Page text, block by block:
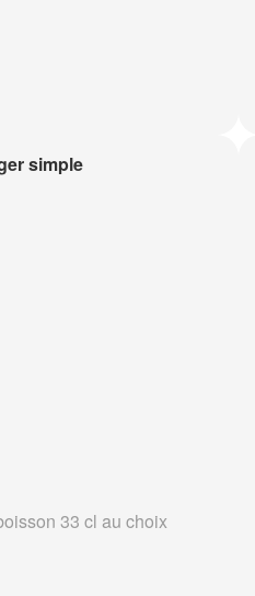
simple
33 cl au choix